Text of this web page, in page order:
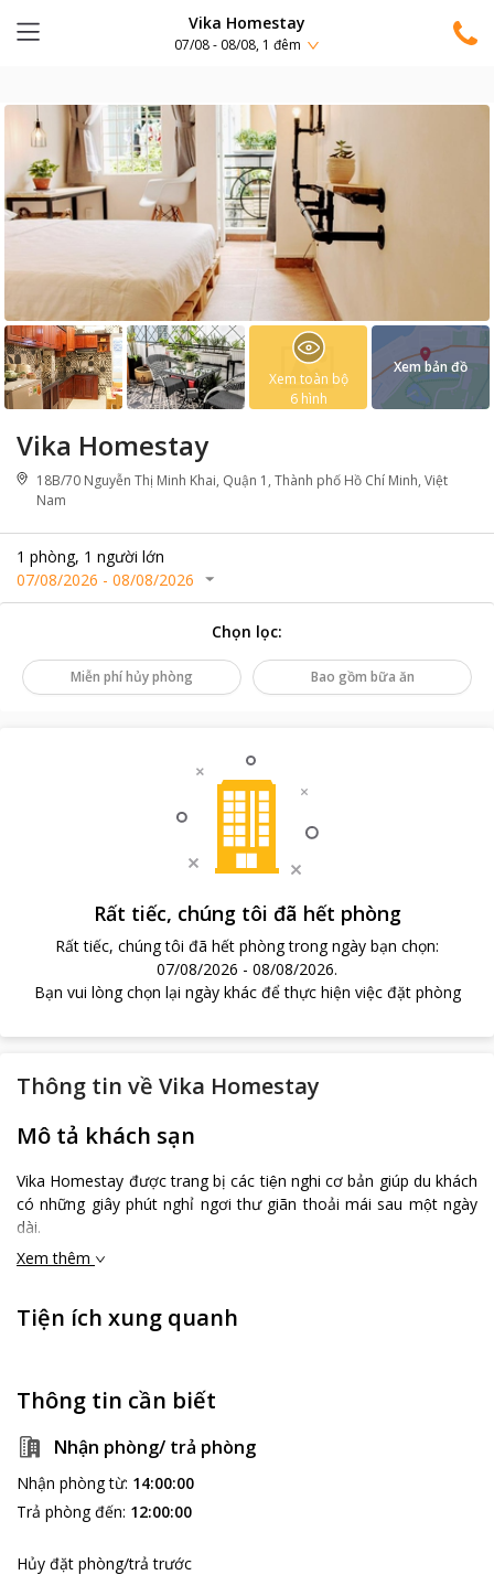
Vika Homestay
07/08 - 08/08, 1 đêm
Vika Homestay
18B/70 Nguyễn Thị Minh Khai, Quận 1, Thành phố Hồ Chí Minh, Việt
Nam
1 phòng, 1 người lớn
07/08/2026 - 08/08/2026
Xem toàn bộ
6 hình
Xem bản đồ
Chọn lọc:
Miễn phí hủy phòng Bao gồm bữa ăn
Rất tiếc, chúng tôi đã hết phòng
Rất tiếc, chúng tôi đã hết phòng trong ngày bạn chọn:
07/08/2026 - 08/08/2026.
Bạn vui lòng chọn lại ngày khác để thực hiện việc đặt phòng
Thông tin về Vika Homestay
Mô tả khách sạn
Vika Homestay được trang bị các tiện nghi cơ bản giúp du khách
có những giây phút nghỉ ngơi thư giãn thoải mái sau một ngày
dài.
Xem thêm
Tiện ích xung quanh
Thông tin cần biết
Nhận phòng/ trả phòng
Nhận phòng từ: 14:00:00
Trả phòng đến: 12:00:00
Hủy đặt phòng/trả trước